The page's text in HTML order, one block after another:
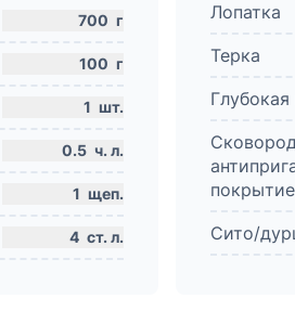
700 г
100 г
1 шт.
0.5 ч. л.
1 щеп.
4 ст. л.
Лопатка
Терка
Сито/